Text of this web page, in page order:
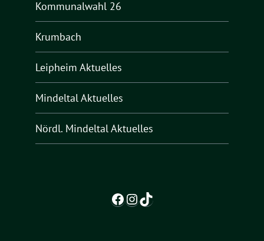
Kommunalwahl 26
Krumbach
Leipheim Aktuelles
Mindeltal Aktuelles
Nördl. Mindeltal Aktuelles
Facebook
Instagram
TikTok